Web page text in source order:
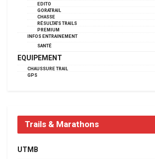
EDITO
GORATRAIL
CHASSE
RÉSULTATS TRAILS
PREMIUM
INFOS ENTRAINEMENT
SANTÉ
EQUIPEMENT
CHAUSSURE TRAIL
GPS
Trails & Marathons
UTMB